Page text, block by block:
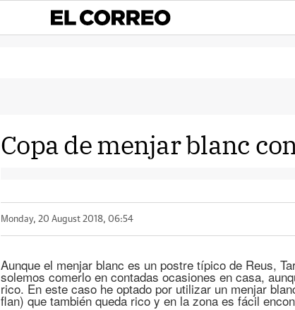
Copa de menjar blanc
Monday, 20 August 2018, 06:54
Aunque el menjar blanc es un postre típico de Reus,
solemos comerlo en contadas ocasiones en casa,
rico. En este caso he optado por utilizar un menjar
flan) que también queda rico y en la zona es fácil